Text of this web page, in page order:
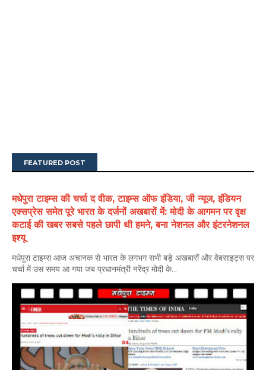
FEATURED POST
मधेपुरा टाइम्स की चर्चा द वीक, टाइम्स ऑफ इंडिया, जी न्यूज, इंडियन
एक्सप्रेस समेत पूरे भारत के दर्जनों अखबारों में: मोदी के आगमन पर वृक्ष
कटाई की खबर सबसे पहले छापी थी हमने, बना नेशनल और इंटरनेशनल
इश्यू
मधेपुरा टाइम्स आज अचानक से भारत के लगभग सभी बड़े अखबारों और वेबसाइट्स पर
चर्चा में उस समय आ गया जब प्रधानमंत्री नरेंद्र मोदी के...